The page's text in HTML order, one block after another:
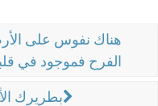
الفرح فموجود في
بطريرك